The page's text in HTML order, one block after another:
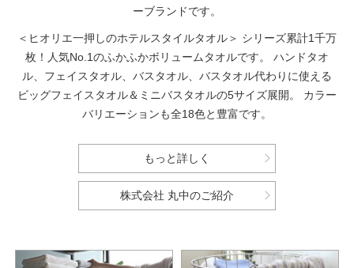
ーブランドです。
＜ヒオリエ一押しのホテルスタイルタオル＞ シリーズ累計1千万
枚！人気No.1のふかふかボリュームタオルです。
ハンドタオ
ル、フェイスタオル、バスタオル、バスタオル代わりに使える
ビッグフェイスタオル＆ミニバスタオルの5サイズ展開。
カラー
バリエーションも全18色と豊富です。
もっと詳しく
株式会社 丸中のご紹介